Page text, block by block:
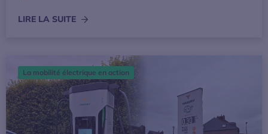
LIRE LA SUITE
L’Avere-France et France renouvelables appellent à
La mobilité électrique en action